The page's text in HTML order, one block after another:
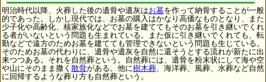
明治時代以降、火葬した後の遺骨や遺灰はお墓を作って納骨することが一般
的であった。しかし現代では、お墓の購入はかなり高価なものとなり、また
少子化や高齢化、核家族化などでお墓を建ててもそのお墓を引き継いでくれ
る者がいないという問題も生まれている。また仮に引き継いでくれても、転
勤などで遠方のためお墓を建てても管理できないという問題も生じている。
そのためお墓の代わりに、遺骨や遺灰を自然に還そうとする流れが新たに出
来つつある。それを自然葬という。自然葬には、遺骨を粉末状にして海や空
や山にそのまま撒く 散骨がある。他に樹木葬、海洋葬、風葬、水葬など自然
に回帰するような葬り方も自然葬という。